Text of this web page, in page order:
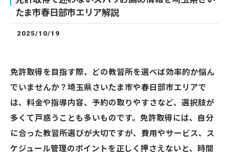
たま市春日部市エリア解説
2025/10/19
免許取得を目指す際、どの教習所を選べば効率的か悩ん
でいませんか？埼玉県さいたま市や春日部市エリアで
は、料金や指導内容、予約の取りやすさなど、選択肢が
多くて戸惑うことも多いものです。免許取得には、自分
に合った教習所選びが大切ですが、費用やサービス、ス
ケジュール管理のポイントを正しく押さえないと、時間